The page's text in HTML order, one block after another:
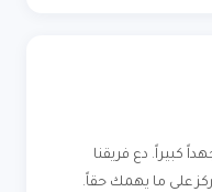
كبيراً. دع فريقنا
على ما يهمك حقاً.